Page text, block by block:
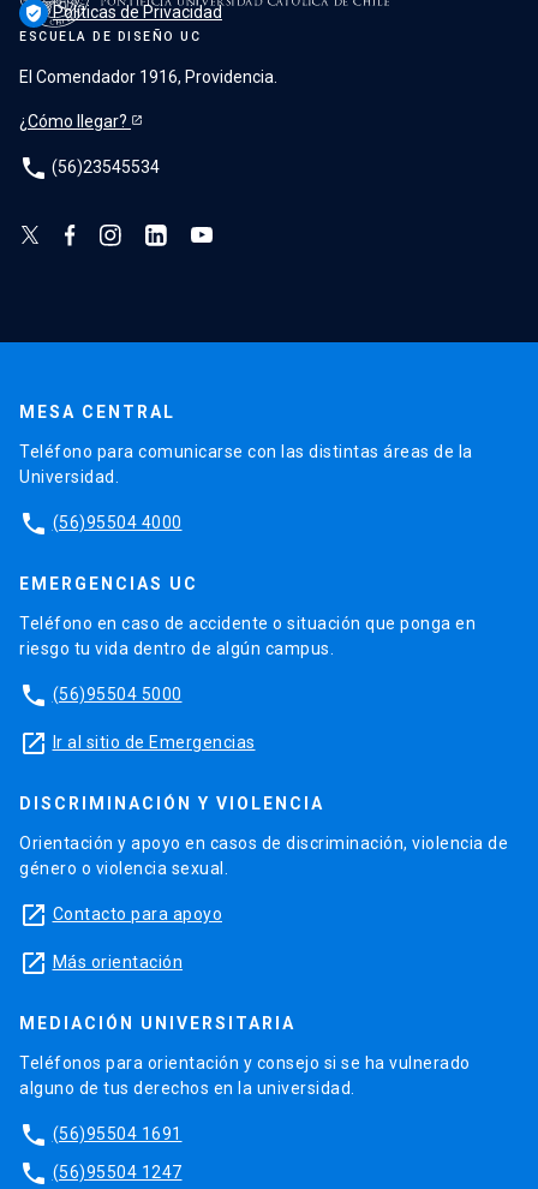
verified_user Políticas de Privacidad
ESCUELA DE DISEÑO UC
El Comendador 1916, Providencia.
¿Cómo llegar?
phone (56)23545534
MESA CENTRAL
Teléfono para comunicarse con las distintas áreas de la
Universidad.
phone (56)95504 4000
EMERGENCIAS UC
Teléfono en caso de accidente o situación que ponga en
riesgo tu vida dentro de algún campus.
phone (56)95504 5000
launch Ir al sitio de Emergencias
DISCRIMINACIÓN Y VIOLENCIA
Orientación y apoyo en casos de discriminación, violencia de
género o violencia sexual.
launch Contacto para apoyo
launch Más orientación
MEDIACIÓN UNIVERSITARIA
Teléfonos para orientación y consejo si se ha vulnerado
alguno de tus derechos en la universidad.
phone (56)95504 1691
phone (56)95504 1247